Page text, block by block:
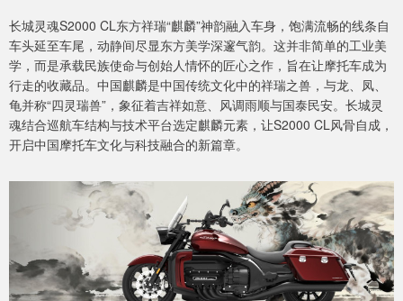
长城灵魂S2000 CL东方祥瑞“麒麟”神韵融入车身，饱满流畅的线条自
车头延至车尾，动静间尽显东方美学深邃气韵。这并非简单的工业美
学，而是承载民族使命与创始人情怀的匠心之作，旨在让摩托车成为
行走的收藏品。中国麒麟是中国传统文化中的祥瑞之兽，与龙、凤、
龟并称“四灵瑞兽”，象征着吉祥如意、风调雨顺与国泰民安。长城灵
魂结合巡航车结构与技术平台选定麒麟元素，让S2000 CL风骨自成，
开启中国摩托车文化与科技融合的新篇章。